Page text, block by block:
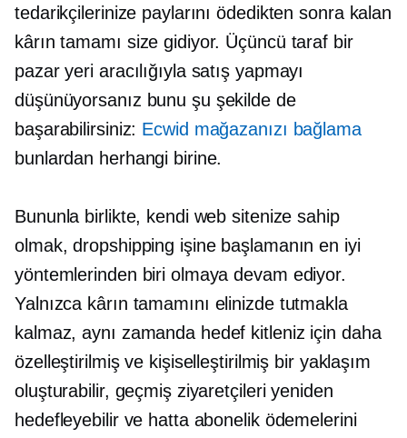
tedarikçilerinize paylarını ödedikten sonra kalan
kârın tamamı size gidiyor. Üçüncü taraf bir
pazar yeri aracılığıyla satış yapmayı
düşünüyorsanız bunu şu şekilde de
başarabilirsiniz: Ecwid mağazanızı bağlama
bunlardan herhangi birine.
Bununla birlikte, kendi web sitenize sahip
olmak, dropshipping işine başlamanın en iyi
yöntemlerinden biri olmaya devam ediyor.
Yalnızca kârın tamamını elinizde tutmakla
kalmaz, aynı zamanda hedef kitleniz için daha
özelleştirilmiş ve kişiselleştirilmiş bir yaklaşım
oluşturabilir, geçmiş ziyaretçileri yeniden
hedefleyebilir ve hatta abonelik ödemelerini